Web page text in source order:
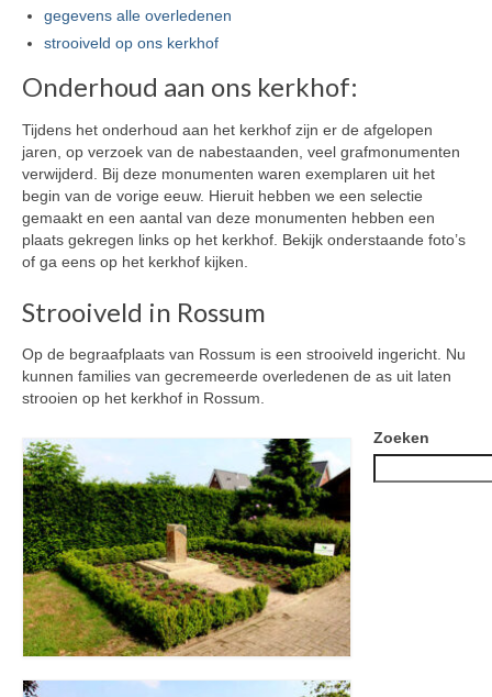
Overledenen begraven in vak 1
Overledenen begraven in vak 2
Overledenen begraven in vak 3
Overledenen begraven in vak 4
Overledenen begraven in vak 5
Overledenen begraven in vak 6
Saasveld
Tarieven Saasveld
Overledenen Weerselo
Contact
gegevens alle overledenen
strooiveld op ons kerkhof
Onderhoud aan ons kerkhof:
Tijdens het onderhoud aan het kerkhof zijn er de afgelopen
jaren, op verzoek van de nabestaanden, veel grafmonumenten
verwijderd. Bij deze monumenten waren exemplaren uit het
begin van de vorige eeuw. Hieruit hebben we een selectie
gemaakt en een aantal van deze monumenten hebben een
plaats gekregen links op het kerkhof. Bekijk onderstaande foto’s
of ga eens op het kerkhof kijken.
Strooiveld in Rossum
Op de begraafplaats van Rossum is een strooiveld ingericht. Nu
kunnen families van gecremeerde overledenen de as uit laten
strooien op het kerkhof in Rossum.
Zoeken